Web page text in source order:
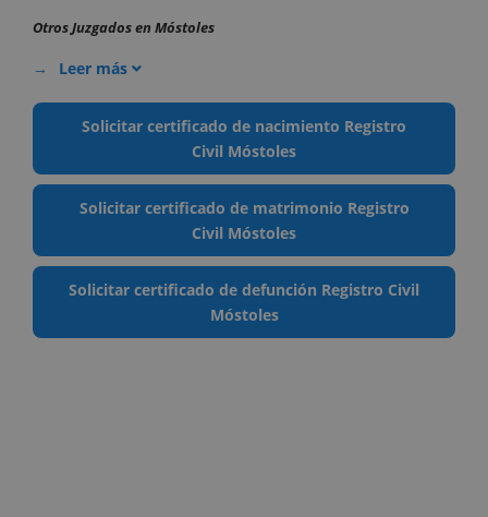
Otros Juzgados en Móstoles
Leer más
Solicitar certificado de nacimiento Registro
Civil Móstoles
Solicitar certificado de matrimonio Registro
Civil Móstoles
Solicitar certificado de defunción Registro Civil
Móstoles